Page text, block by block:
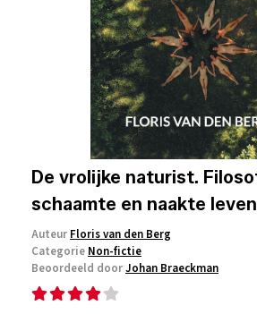
De vrolijke naturist.
schaamte en naakte
Auteur Floris van den Berg
Categorie Non-fictie
Beoordeeld doorJohan Braeckman